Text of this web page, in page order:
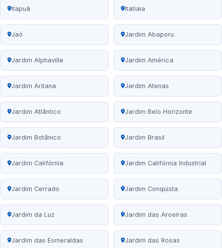
Itapuã Itatiaia
Jaó Jardim Abaporu
Jardim Alphaville Jardim América
Jardim Aritana Jardim Atenas
Jardim Atlântico Jardim Belo Horizonte
Jardim Botânico Jardim Brasil
Jardim Califórnia Jardim Califórnia Industrial
Jardim Cerrado Jardim Conquista
Jardim da Luz Jardim das Aroeiras
Jardim das Esmeraldas Jardim das Rosas